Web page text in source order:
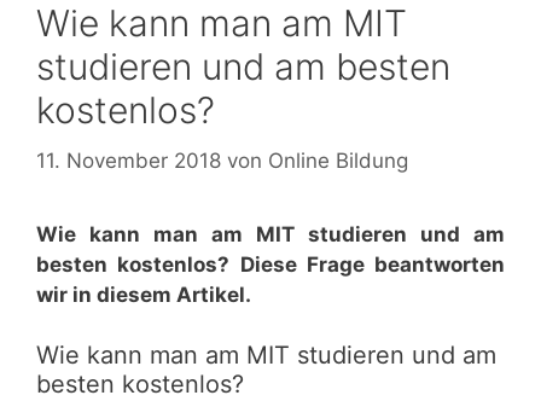
Wie kann man am MIT
studieren und am besten
kostenlos?
11. November 2018 von Online Bildung
Wie kann man am MIT studieren und am
besten kostenlos? Diese Frage beantworten
wir in diesem Artikel.
Wie kann man am MIT studieren und am
besten kostenlos?